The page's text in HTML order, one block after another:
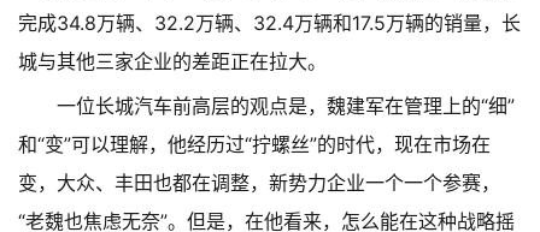
完成34.8万辆、32.2万辆、32.4万辆和17.5万辆的销量，长
城与其他三家企业的差距正在拉大。
一位长城汽车前高层的观点是，魏建军在管理上的“细”
和“变”可以理解，他经历过“拧螺丝”的时代，现在市场在
变，大众、丰田也都在调整，新势力企业一个一个参赛，
“老魏也焦虑无奈”。但是，在他看来，怎么能在这种战略摇